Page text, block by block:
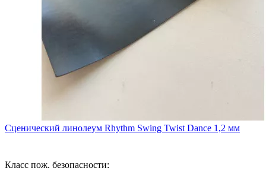
Сценический линолеум Rhythm Swing Twist Dance 1,2 мм
Класс пож. безопасности: